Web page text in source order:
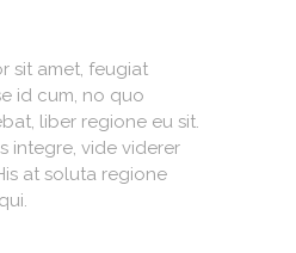
sit amet, feugiat
id cum, no quo
liber regione eu sit.
integre, vide viderer
at soluta regione